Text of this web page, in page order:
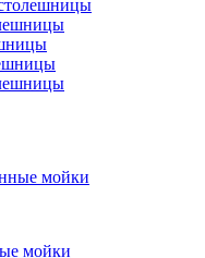
мойки
мойки